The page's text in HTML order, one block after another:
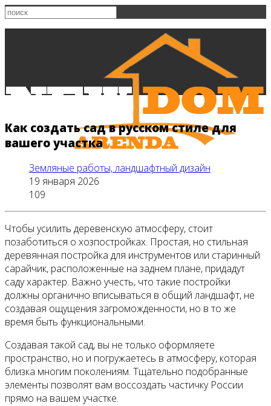
Главная
Все новости
Видео
Как создать сад в русском стиле для
вашего участка
Земляные работы, ландшафтный дизайн
19 января 2026
109
Чтобы усилить деревенскую атмосферу, стоит
позаботиться о хозпостройках. Простая, но стильная
деревянная постройка для инструментов или старинный
сарайчик, расположенные на заднем плане, придадут
саду характер. Важно учесть, что такие постройки
должны органично вписываться в общий ландшафт, не
создавая ощущения загроможденности, но в то же
время быть функциональными.
Создавая такой сад, вы не только оформляете
пространство, но и погружаетесь в атмосферу, которая
близка многим поколениям. Тщательно подобранные
элементы позволят вам воссоздать частичку России
прямо на вашем участке.